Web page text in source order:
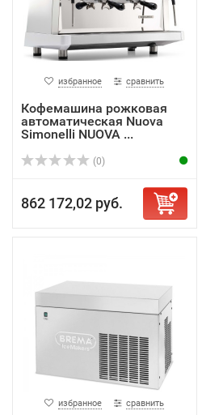
избранное сравнить
Кофемашина рожковая
автоматическая Nuova
Simonelli NUOVA ...
(0)
862 172,02 руб.
избранное сравнить